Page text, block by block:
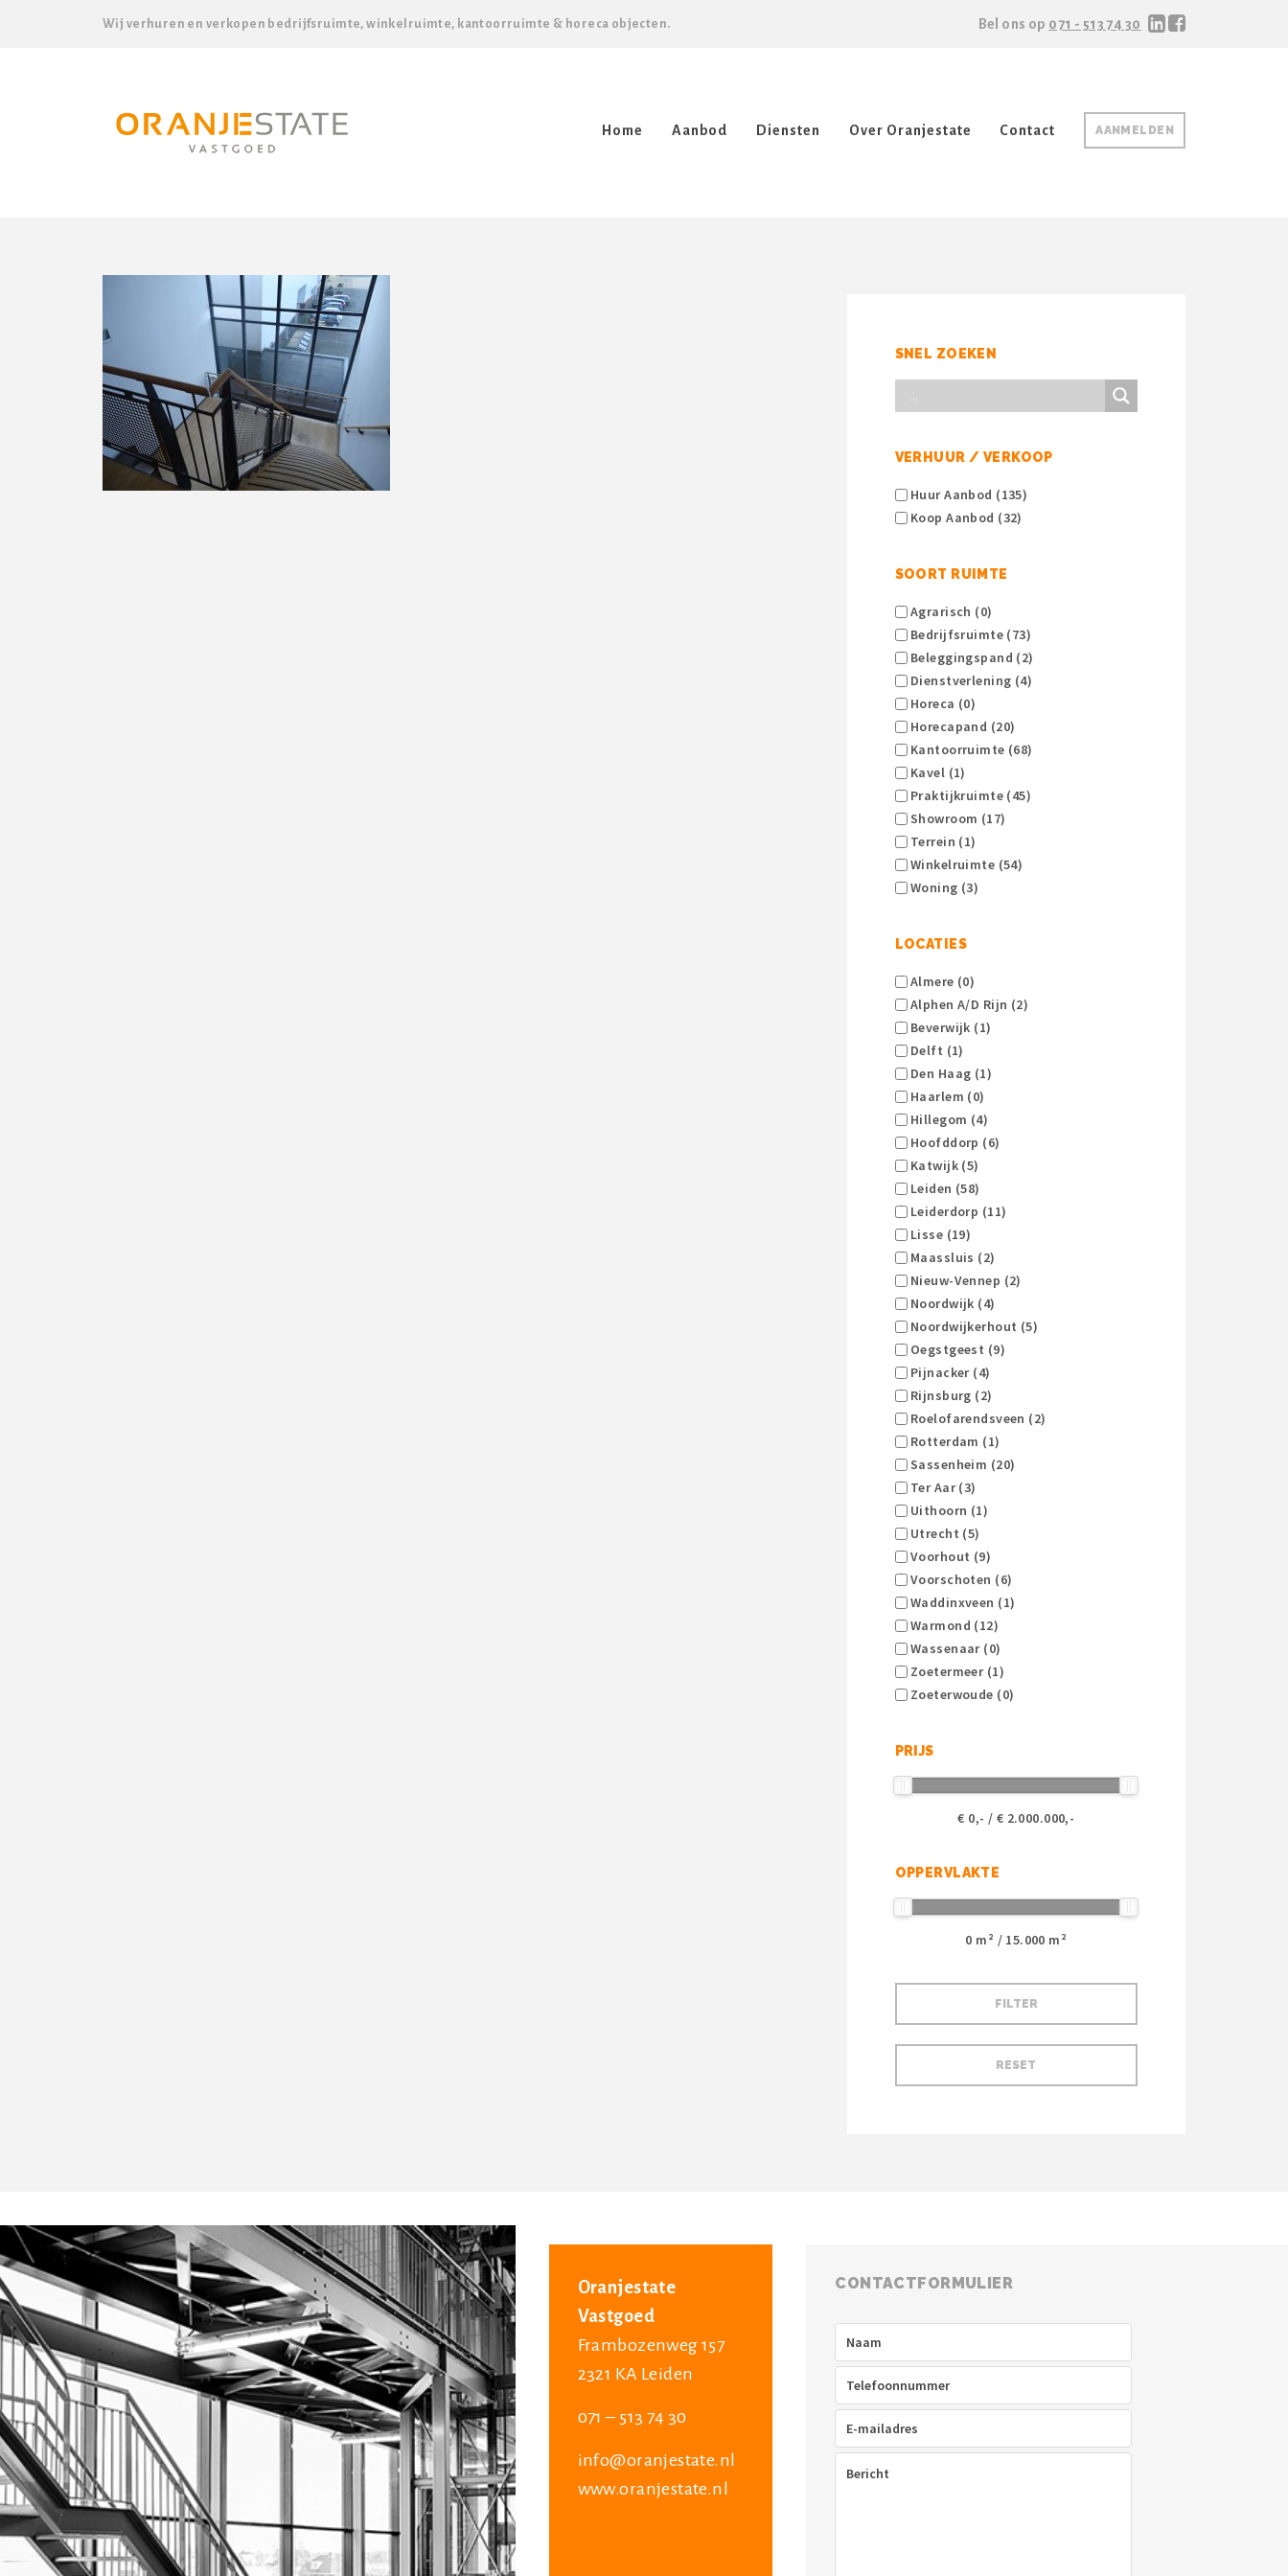
Wij verhuren en verkopen bedrijfsruimte, winkelruimte, kantoorruimte & horeca objecten. Bel ons op 071 - 513 74 30
AANMELDEN
Home Aanbod Diensten Over Oranjestate Contact
SNEL ZOEKEN
VERHUUR / VERKOOP
Huur Aanbod (135)
Koop Aanbod (32)
SOORT RUIMTE
Agrarisch (0)
Bedrijfsruimte (73)
Beleggingspand (2)
Dienstverlening (4)
Horeca (0)
Horecapand (20)
Kantoorruimte (68)
Kavel (1)
Praktijkruimte (45)
Showroom (17)
Terrein (1)
Winkelruimte (54)
Woning (3)
LOCATIES
Almere (0)
Alphen A/d Rijn (2)
Beverwijk (1)
Delft (1)
Den Haag (1)
Haarlem (0)
Hillegom (4)
Hoofddorp (6)
Katwijk (5)
Leiden (58)
Leiderdorp (11)
Lisse (19)
Maassluis (2)
Nieuw-Vennep (2)
Noordwijk (4)
Noordwijkerhout (5)
Oegstgeest (9)
Pijnacker (4)
Rijnsburg (2)
Roelofarendsveen (2)
Rotterdam (1)
Sassenheim (20)
Ter Aar (3)
Uithoorn (1)
Utrecht (5)
Voorhout (9)
Voorschoten (6)
Waddinxveen (1)
Warmond (12)
Wassenaar (0)
Zoetermeer (1)
Zoeterwoude (0)
PRIJS
€ 0,- / € 2.000.000,-
OPPERVLAKTE
0 m² / 15.000 m²
Oranjestate
Vastgoed
Frambozenweg 157
2321 KA Leiden
071 – 513 74 30
info@oranjestate.nl
www.oranjestate.nl
CONTACTFORMULIER
Telefoon
mailadres(Vereist)